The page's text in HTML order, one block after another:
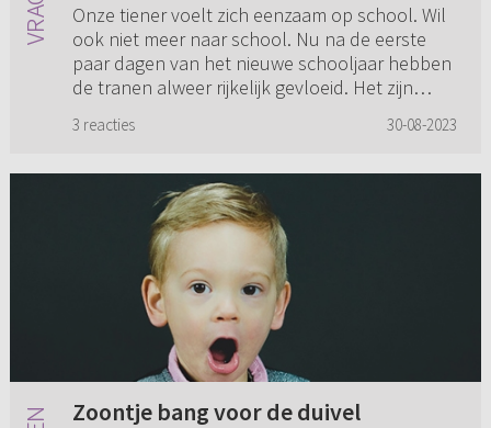
Onze tiener voelt zich eenzaam op school. Wil
ook niet meer naar school. Nu na de eerste
paar dagen van het nieuwe schooljaar hebben
de tranen alweer rijkelijk gevloeid. Het zijn
3 reacties 30-08-2023
Zoontje bang voor de duivel